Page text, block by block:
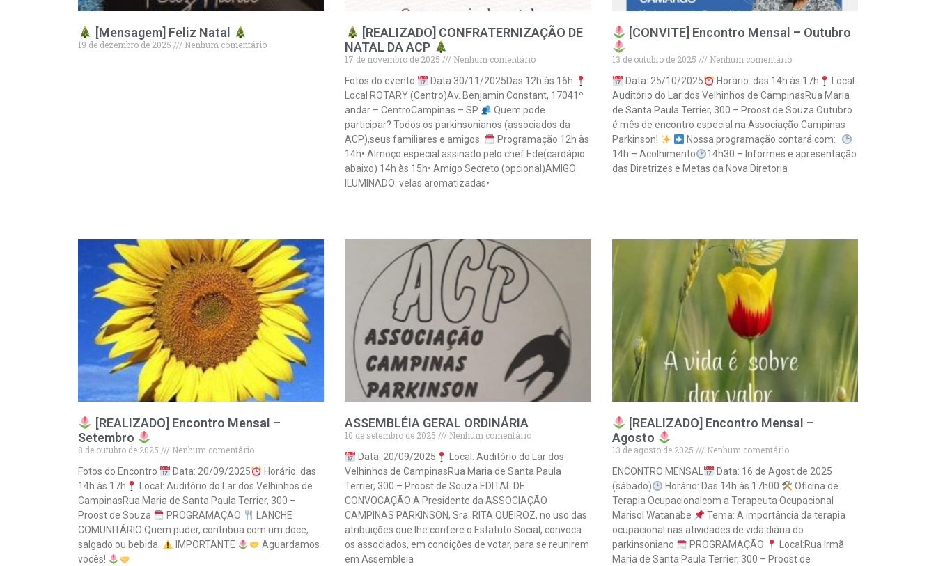
[Mensagem] Feliz Natal
19 de dezembro de 2025 Nenhum comentário
[REALIZADO] CONFRATERNIZAÇÃO DE
NATAL DA ACP
17 de novembro de 2025
Nenhum comentário
Fotos do evento
Data 30/11/2025Das 12h às 16h
Local ROTARY (Centro)Av. Benjamin Constant, 17041º
andar – CentroCampinas – SP
Quem pode
participar? Todos os parkinsonianos (associados da
ACP),seus familiares e amigos.
Programação 12h às
14h• Almoço especial assinado pelo chef Ede(cardápio
abaixo) 14h às 15h• Amigo Secreto (opcional)AMIGO
ILUMINADO: velas aromatizadas•
[CONVITE] Encontro Mensal – Outubro
13 de outubro de 2025
Nenhum comentário
Data: 25/10/2025
Horário: das 14h às 17h
Local:
Auditório do Lar dos Velhinhos de CampinasRua Maria
de Santa Paula Terrier, 300 – Proost de Souza Outubro
é mês de encontro especial na Associação Campinas
Parkinson!
Nossa programação contará com:
14h – Acolhimento
14h30 – Informes e apresentação
das Diretrizes e Metas da Nova Diretoria
[REALIZADO] Encontro Mensal –
Setembro
8 de outubro de 2025
Nenhum comentário
Fotos do Encontro
Data: 20/09/2025
Horário: das
14h às 17h
Local: Auditório do Lar dos Velhinhos de
CampinasRua Maria de Santa Paula Terrier, 300 –
Proost de Souza
PROGRAMAÇÃO
LANCHE
COMUNITÁRIO Quem puder, contribua com um doce,
salgado ou bebida.
IMPORTANTE
Aguardamos
vocês!
ASSEMBLÉIA GERAL ORDINÁRIA
10 de setembro de 2025
Nenhum comentário
Data: 20/09/2025
Local: Auditório do Lar dos
Velhinhos de CampinasRua Maria de Santa Paula
Terrier, 300 – Proost de Souza EDITAL DE
CONVOCAÇÃO A Presidente da ASSOCIAÇÃO
CAMPINAS PARKINSON, Sra. RITA QUEIROZ, no uso das
atribuições que lhe confere o Estatuto Social, convoca
os associados, em condições de votar, para se reunirem
em Assembleia
[REALIZADO] Encontro Mensal –
Agosto
13 de agosto de 2025
Nenhum comentário
ENCONTRO MENSAL
Data: 16 de Agost de 2025
(sábado)
Horário: Das 14h às 17h00
Oficina de
Terapia Ocupacionalcom a Terapeuta Ocupacional
Marisol Watanabe
Tema: A importância da terapia
ocupacional nas atividades de vida diária do
parkinsoniano
PROGRAMAÇÃO
Local:Rua Irmã
Maria de Santa Paula Terrier, 300 – Proost de